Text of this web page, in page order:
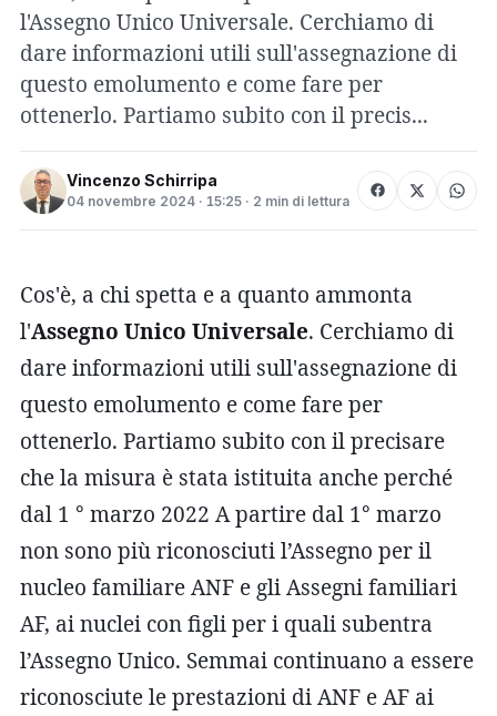
l'Assegno Unico Universale. Cerchiamo di
dare informazioni utili sull'assegnazione di
questo emolumento e come fare per
ottenerlo. Partiamo subito con il precis...
Vincenzo Schirripa
04 novembre 2024 · 15:25 · 2 min di lettura
Cos'è, a chi spetta e a quanto ammonta
l'Assegno Unico Universale. Cerchiamo di
dare informazioni utili sull'assegnazione di
questo emolumento e come fare per
ottenerlo. Partiamo subito con il precisare
che la misura è stata istituita anche perché
dal 1 ° marzo 2022 A partire dal 1° marzo
non sono più riconosciuti l’Assegno per il
nucleo familiare ANF e gli Assegni familiari
AF, ai nuclei con figli per i quali subentra
l’Assegno Unico. Semmai continuano a essere
riconosciute le prestazioni di ANF e AF ai